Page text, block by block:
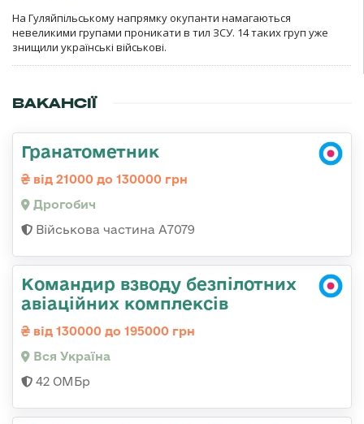
На Гуляйпільському напрямку окупанти намагаються
невеликими групами проникати в тил ЗСУ. 14 таких груп уже
знищили українські військові.
ВАКАНСІЇ
Гранатометник
від 21000 до 130000 грн
Дрогобич
Військова частина А7079
Командир взводу безпілотних
авіаційних комплексів
від 130000 до 195000 грн
Вся Україна
42 ОМБр